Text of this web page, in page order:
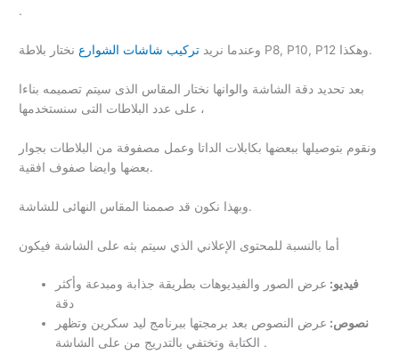
.
وعندما نريد تركيب شاشات الشوارع نختار بلاطة P8, P10, P12 وهكذا.
بعد تحديد دقة الشاشة والوانها نختار المقاس الذى سيتم تصميمه بناءا
على عدد البلاطات التى سنستخدمها ،
ونقوم بتوصيلها ببعضها بكابلات الداتا وعمل مصفوفة من البلاطات بجوار
بعضها وايضا صفوف افقية.
وبهذا نكون قد صممنا المقاس النهائى للشاشة.
أما بالنسبة للمحتوى الإعلاني الذي سيتم بثه على الشاشة فيكون
فيديو: عرض الصور والفيديوهات بطريقة جذابة ومبدعة وأكثر
دقة
نصوص: عرض النصوص بعد برمجتها ببرنامج ليد سكرين وتظهر
الكتابة وتختفي بالتدريج من على الشاشة .